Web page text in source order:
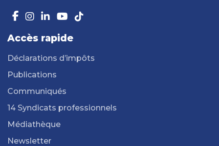
Accès rapide
Déclarations d’impôts
Publications
Communiqués
14 Syndicats professionnels
Médiathèque
Newsletter